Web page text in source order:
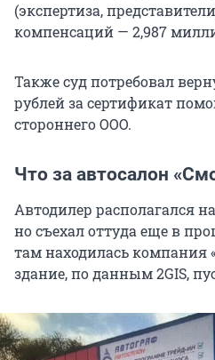
(экспертиза,
компенсаций — 2,987
Также суд потребовал
рублей за сертификат
стороннего ООО.
Что за автосалон
Автодилер располагался
но съехал оттуда еще в
там находилась компания
здание, по данным 2GIS,